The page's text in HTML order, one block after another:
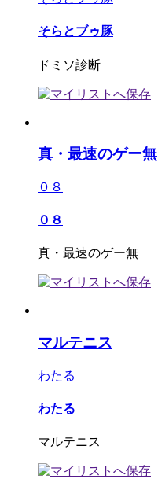
そらとブゥ豚
ドミソ診断
真・最速のゲー無
０８
０８
真・最速のゲー無
マルテニス
わたる
わたる
マルテニス